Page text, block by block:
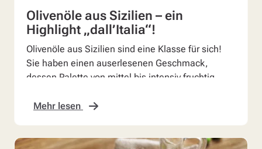
Olivenöle aus Sizilien – ein
Highlight „dall’Italia“!
Olivenöle aus Sizilien sind eine Klasse für sich!
Sie haben einen auserlesenen Geschmack,
dessen Palette von mittel bis intensiv fruchtig
Mehr lesen